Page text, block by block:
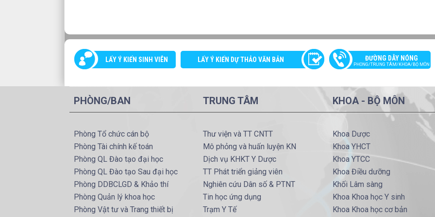
LẤY Ý KIẾN SINH VIÊN LẤY Ý KIẾN DỰ THẢO VĂN BẢN ĐƯỜNG DÂY NÓNG
PHONG/TRUNG TÂM/KHOA/BỘ MÔN
PHÒNG/BAN
Phòng Tổ chức cán bộ
Phòng Tài chính kế toán
Phòng QL Đào tạo đại học
Phòng QL Đào tạo Sau đại học
Phòng DDBCLGD & Khảo thí
Phòng Quản lý khoa học
Phòng Vật tư và Trang thiết bị
TRUNG TÂM
Thư viện và TT CNTT
Mô phỏng và huấn luyện KN
Dịch vụ KHKT Y Dược
TT Phát triển giảng viên
Nghiên cứu Dân số & PTNT
Tin học ứng dụng
Trạm Y Tế
KHOA - BỘ MÔN
Khoa Dược
Khoa YHCT
Khoa YTCC
Khoa Điều dưỡng
Khối Lâm sàng
Khoa Khoa học Y sinh
Khoa Khoa học cơ bản